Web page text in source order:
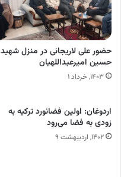
حضور علی لاریجانی در منزل شهید
حسین امیرعبداللهیان
۱۴۰۳, خرداد ۱
اردوغان: اولین فضانورد ترکیه به
زودی به فضا می‌رود
۱۴۰۲, اردیبهشت ۹